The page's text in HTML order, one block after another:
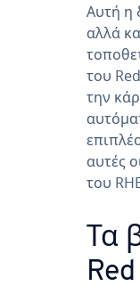
Αυτή η
αλλά
του
την
αυτές
του
Τα